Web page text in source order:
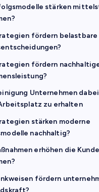
stärken
fördern belastbare
fördern
Unternehmen
zu erhalten
stärken moderne
nachhaltig?
erhöhen die
fördern